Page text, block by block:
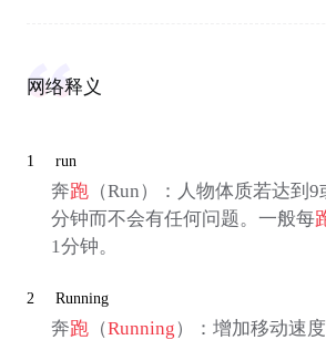
网络释义
1 run
奔跑（Run）：人物体质若达到9
分钟而不会有任何问题。一般每
1分钟。
2 Running
奔跑（Running）：增加移动速